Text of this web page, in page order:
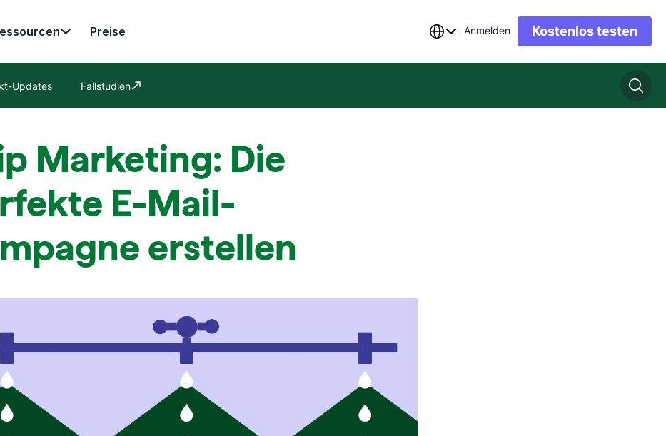
Preise Anmelden Kostenlos testen
Updates Fallstudien
In neuem Fenster öffnen
Marketing: Die
E-Mail-
erstellen